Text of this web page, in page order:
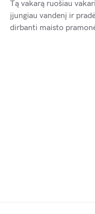
Tą vakarą ruošiau
įjungiau vandenį ir
dirbanti maisto